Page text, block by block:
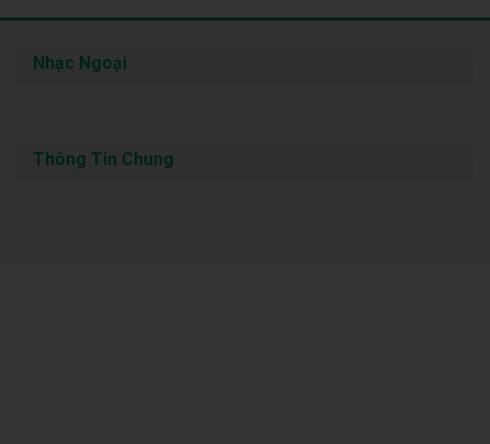
Nhạc Ngoại
Thông Tin Chung